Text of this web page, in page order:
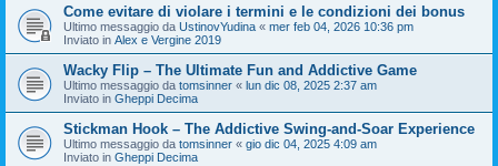
Come evitare di violare i termini e le condizioni dei bonus
Ultimo messaggio da UstinovYudina « mer feb 04, 2026 10:36 pm
Inviato in Alex e Vergine 2019
Wacky Flip – The Ultimate Fun and Addictive Game
Ultimo messaggio da tomsinner « lun dic 08, 2025 2:37 am
Inviato in Gheppi Decima
Stickman Hook – The Addictive Swing-and-Soar Experience
Ultimo messaggio da tomsinner « gio dic 04, 2025 4:09 am
Inviato in Gheppi Decima